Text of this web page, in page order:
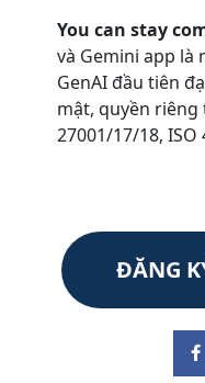
You can stay
và Gemini app
GenAI đầu tiên
mật, quyền riêng
27001/17/18,
ĐĂNG